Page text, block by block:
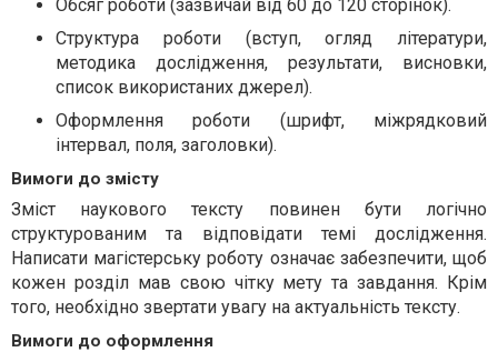
Обсяг роботи (зазвичай від 60 до 120 сторінок).
Структура роботи (вступ, огляд літератури,
методика дослідження, результати, висновки,
список використаних джерел).
Оформлення роботи (шрифт, міжрядковий
інтервал, поля, заголовки).
Вимоги до змісту
Зміст наукового тексту повинен бути логічно
структурованим та відповідати темі дослідження.
Написати магістерську роботу означає забезпечити, щоб
кожен розділ мав свою чітку мету та завдання. Крім
того, необхідно звертати увагу на актуальність тексту.
Вимоги до оформлення